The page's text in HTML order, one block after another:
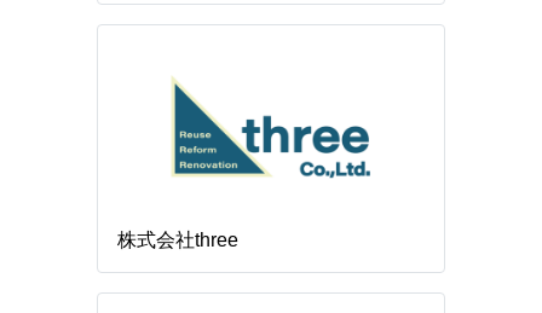
株式会社three